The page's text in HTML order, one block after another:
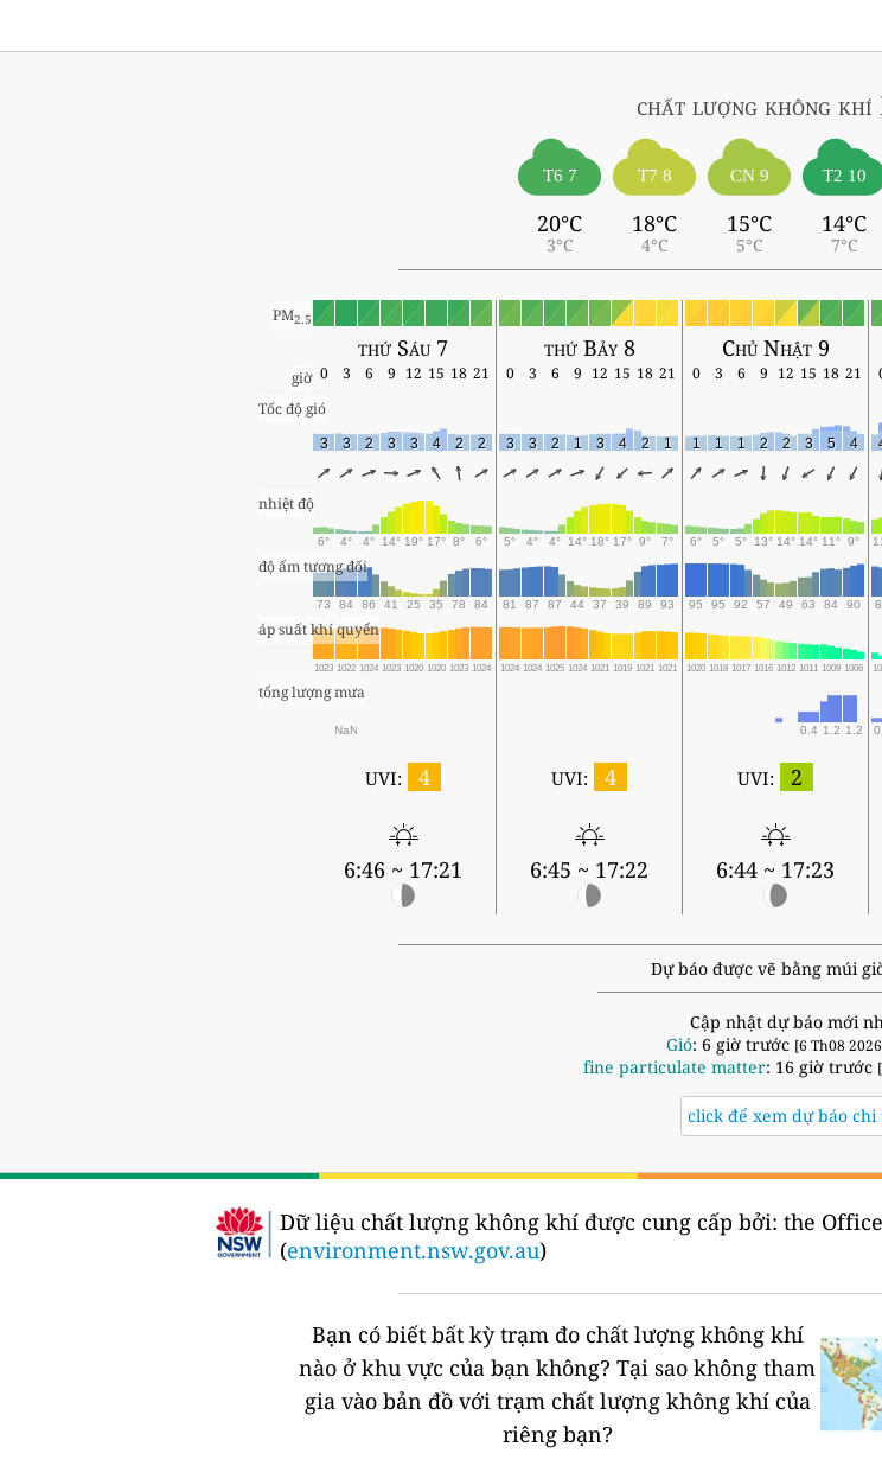
chất lượng không khí
T6 7
20°C
3°C
T7 8
18°C
4°C
CN 9
15°C
5°C
T2 10
14°C
7°C
PM2.5
thứ Sáu 7 thứ Bảy 8 Chủ Nhật 9
giờ 0 3 6 9 12 15 18 21 0 3 6 9 12 15 18 21 0 3 6 9 12 15 18 21
Tốc độ gió
3 3 2 3 3 4 2 2 3 3 2 1 3 4 2 1 1 1 1 2 2 3 5 4
nhiệt độ
6° 4° 4° 14° 19° 17° 8° 6° 5° 4° 4° 14° 18° 17° 9° 7° 6° 5° 5° 13° 14° 14° 11° 9°
độ ẩm tương đối
73 84 86 41 25 35 78 84 81 87 87 44 37 39 89 93 95 95 92 57 49 63 84 90
áp suất khí quyển
1023 1022 1024 1023 1020 1020 1023 1024 1024 1024 1025 1024 1021 1019 1021 1021 1020 1018 1017 1016 1012 1011 1009 1006
tổng lượng mưa
NaN 0.4 1.2 1.2
UVI: 4
6:46 ~ 17:21
UVI: 4
6:45 ~ 17:22
UVI: 2
6:44 ~ 17:23
Dự báo được vẽ bằng múi
Cập nhật dự báo mới
Gió: 6 giờ trước [6 Th08
fine particulate matter: 16 giờ trước
click để xem dự báo chi
Dữ liệu chất lượng không khí được cung cấp bởi: the
(environment.nsw.gov.au)
Bạn có biết bất kỳ trạm đo chất lượng không khí
nào ở khu vực của bạn không? Tại sao không tham
gia vào bản đồ với trạm chất lượng không khí của
riêng bạn?